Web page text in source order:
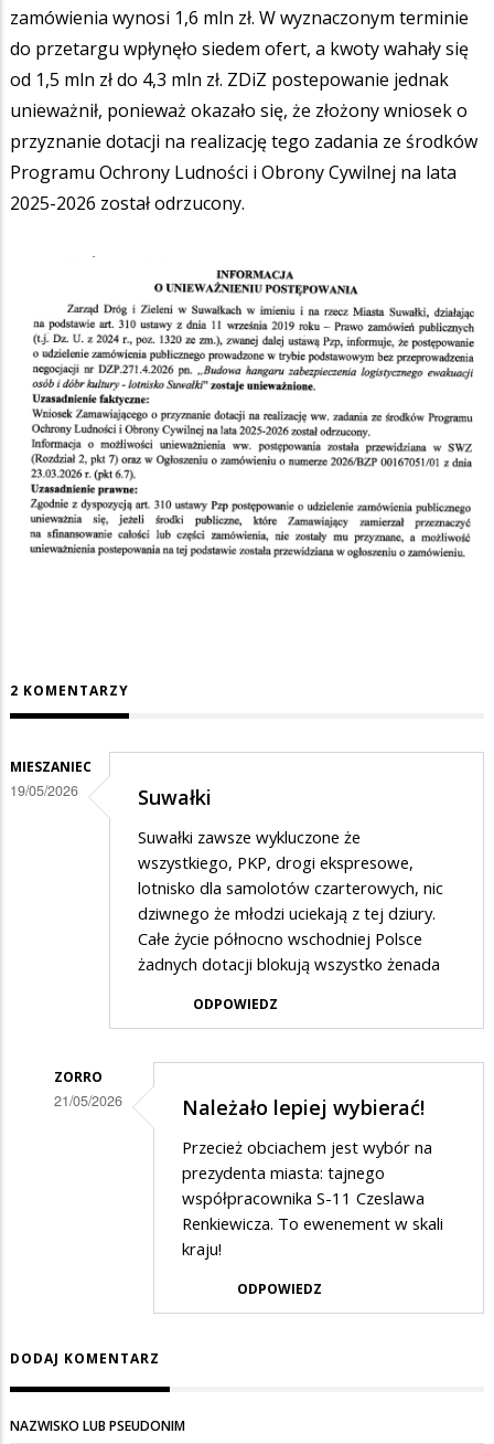
zamówienia wynosi 1,6 mln zł. W wyznaczonym terminie
do przetargu wpłynęło siedem ofert, a kwoty wahały się
od 1,5 mln zł do 4,3 mln zł. ZDiZ postepowanie jednak
unieważnił, ponieważ okazało się, że złożony wniosek o
przyznanie dotacji na realizację tego zadania ze środków
Programu Ochrony Ludności i Obrony Cywilnej na lata
2025-2026 został odrzucony.
2 KOMENTARZY
MIESZANIEC
19/05/2026 Suwałki
Suwałki zawsze wykluczone że
wszystkiego, PKP, drogi ekspresowe,
lotnisko dla samolotów czarterowych, nic
dziwnego że młodzi uciekają z tej dziury.
Całe życie północno wschodniej Polsce
żadnych dotacji blokują wszystko żenada
ODPOWIEDZ
ZORRO
21/05/2026 Należało lepiej wybierać!
Przecież obciachem jest wybór na
prezydenta miasta: tajnego
współpracownika S-11 Czeslawa
Renkiewicza. To ewenement w skali
kraju!
ODPOWIEDZ
DODAJ KOMENTARZ
NAZWISKO LUB PSEUDONIM